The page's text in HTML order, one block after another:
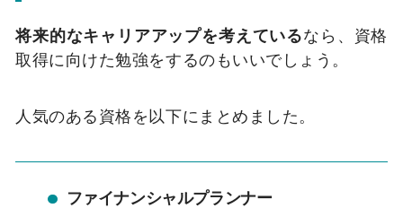
将来的なキャリアアップを考えているなら、資格
取得に向けた勉強をするのもいいでしょう。
人気のある資格を以下にまとめました。
ファイナンシャルプランナー